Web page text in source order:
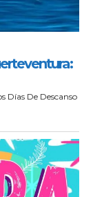
Días De Descanso